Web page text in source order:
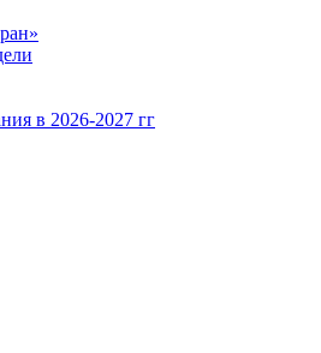
в 2026-2027 гг